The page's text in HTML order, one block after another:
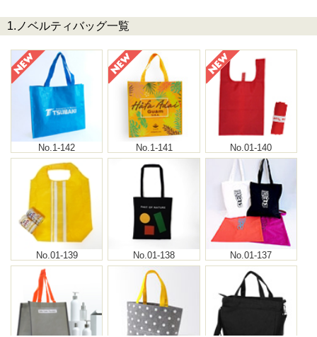
1.ノベルティバッグ一覧
No.1-142 No.1-141 No.01-140
No.01-139 No.01-138 No.01-137